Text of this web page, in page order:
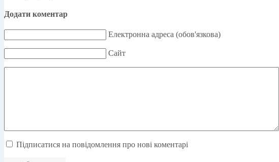
Додати коментар
Електронна адреса (обов'язкова)
Сайт
Підписатися на повідомлення про нові коментарі